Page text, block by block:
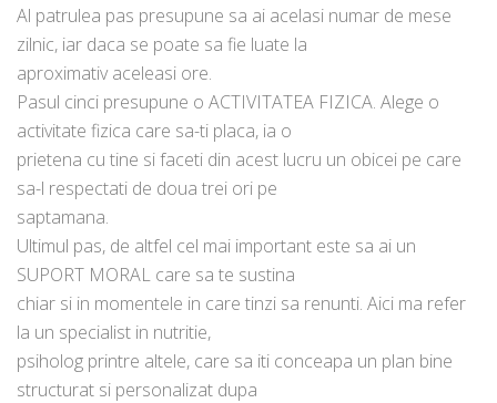
Al patrulea pas presupune sa ai acelasi numar de mese
zilnic, iar daca se poate sa fie luate la
aproximativ aceleasi ore.
Pasul cinci presupune o ACTIVITATEA FIZICA. Alege o
activitate fizica care sa-ti placa, ia o
prietena cu tine si faceti din acest lucru un obicei pe care
sa-l respectati de doua trei ori pe
saptamana.
Ultimul pas, de altfel cel mai important este sa ai un
SUPORT MORAL care sa te sustina
chiar si in momentele in care tinzi sa renunti. Aici ma refer
la un specialist in nutritie,
psiholog printre altele, care sa iti conceapa un plan bine
structurat si personalizat dupa